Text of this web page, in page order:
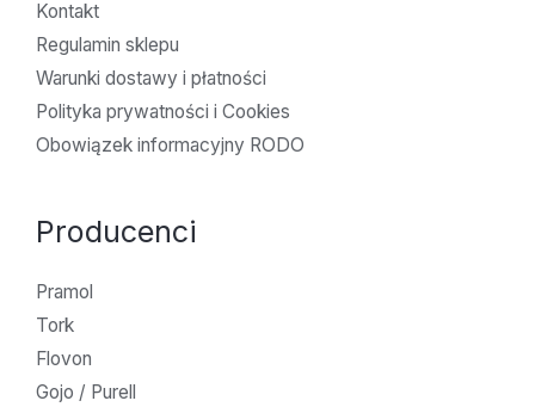
Kontakt
Regulamin sklepu
Warunki dostawy i płatności
Polityka prywatności i Cookies
Obowiązek informacyjny RODO
Producenci
Pramol
Tork
Flovon
Gojo / Purell